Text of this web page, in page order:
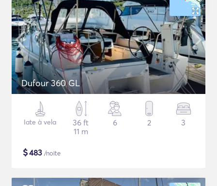
Dufour 360 GL
Iate à vela
36 ft
11 m
6 2 3
$483 /noite